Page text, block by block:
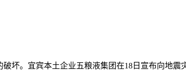
坏。宜宾本土企业五粮液集团在18日宣布向地震